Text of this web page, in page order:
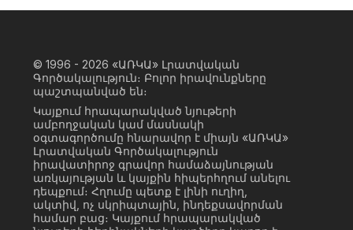
© 1996 - 2026 «ԱՌԿԱ» Լրատվական
Գործակալություն։ Բոլոր իրավունքները
պաշտպանված են։
Կայքում հրապարակված նյութերի
ամբողջական կամ մասնակի
օգտագործումը հնարավոր է միայն «ԱՌԿԱ»
Լրատվական Գործակալություն
իրավատիրոջ գրավոր համաձայնության
առկայության և կայքին հիպերհղում անելու
դեպքում։ Հղումը պետք է լինի ուղիղ,
ակտիվ, ոչ սկրիպտային, ինդեքսավորման
համար բաց։ Կայքում հրապարակված